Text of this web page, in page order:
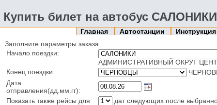
Купить билет на автобус
Главная Автостанции
Заполните параметры заказа
Начало поездки:
АДМИНИСТРАТИВНЫЙ ОКРУГ
Конец поездки:
Дата
отправления(дд.мм.гг):
Показать также рейсы для
дат следующих после